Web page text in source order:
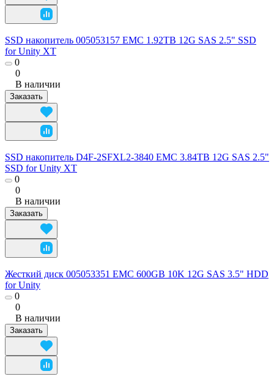
SSD накопитель 005053157 EMC 1.92TB 12G SAS 2.5" SSD
for Unity XT
0
0
В наличии
Заказать
SSD накопитель D4F-2SFXL2-3840 EMC 3.84TB 12G SAS 2.5"
SSD for Unity XT
0
0
В наличии
Заказать
Жесткий диск 005053351 EMC 600GB 10K 12G SAS 3.5" HDD
for Unity
0
0
В наличии
Заказать